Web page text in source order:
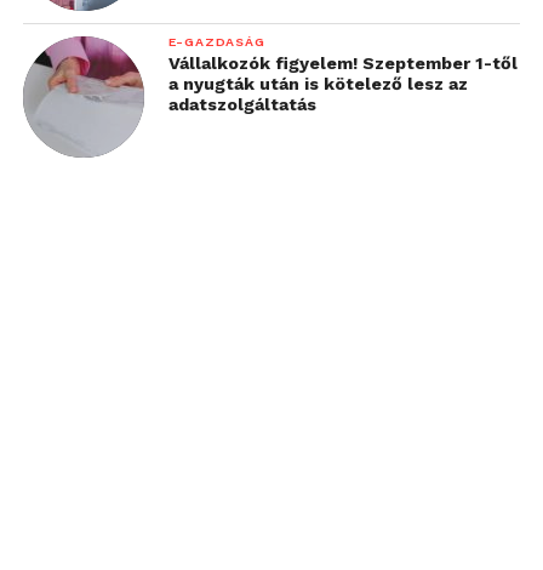
E-GAZDASÁG
Vállalkozók figyelem! Szeptember 1-től
a nyugták után is kötelező lesz az
adatszolgáltatás